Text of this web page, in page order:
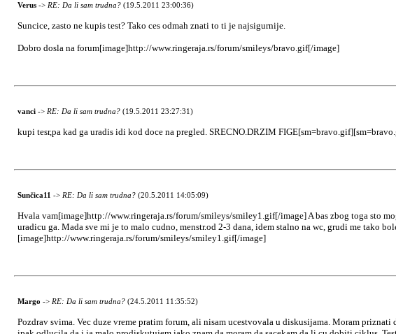
Verus-> RE: Da li sam trudna? (19.5.2011 23:00:36)
Suncice, zasto ne kupis test? Tako ces odmah znati to ti je najsigurnije.
Dobro dosla na forum[image]http://www.ringeraja.rs/forum/smileys/bravo.gif[/image]
vanci-> RE: Da li sam trudna? (19.5.2011 23:27:31)
kupi tesr,pa kad ga uradis idi kod doce na pregled. SRECNO.DRZIM
Sunčica11 -> RE: Da li sam trudna? (20.5.2011 14:05:09)
Hvala vam[image]http://www.ringeraja.rs/forum/smileys/smiley1.gif[/image] A bas zbog toga sto
uradicu ga. Mada sve mi je to malo cudno, menstr.od 2-3 dana, idem stalno na wc, grudi me tako
[image]http://www.ringeraja.rs/forum/smileys/smiley1.gif[/image]
Margo -> RE: Da li sam trudna? (24.5.2011 11:35:52)
Pozdrav svima. Vec duze vreme pratim forum, ali nisam ucestvovala u diskusijama. Moram